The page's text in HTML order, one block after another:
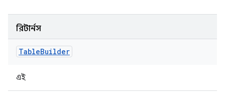
রিটার্নস
TableBuilder
এই